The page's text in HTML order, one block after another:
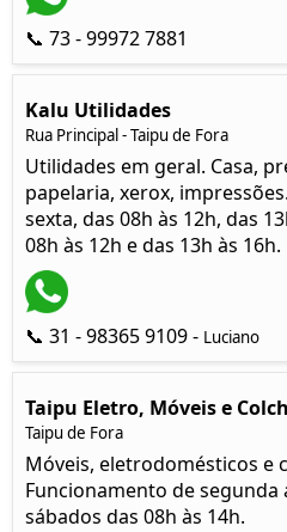
📞 73 - 99972 7881
Kalu Utilidades
Rua Principal - Taipu de Fora
Utilidades em geral. Casa,
papelaria, xerox,
sexta, das 08h às 12h, das
08h às 12h e das 13h às 16h.
📞 31 - 98365 9109 - Luciano
Taipu Eletro, Móveis e
Taipu de Fora
Móveis, eletrodomésticos e
Funcionamento de segunda
sábados das 08h às 14h.